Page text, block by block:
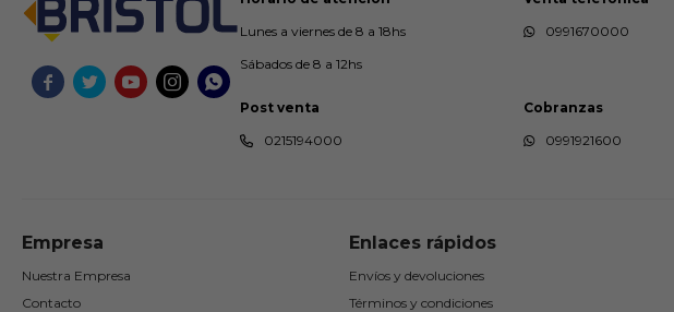
    
Lunes a viernes de 8 a 18hs
Sábados de 8 a 12hs
0991670000
Post venta
0215194000
Cobranzas
0991921600
Empresa
Nuestra Empresa
Contacto
Enlaces rápidos
Envíos y devoluciones
Términos y condiciones